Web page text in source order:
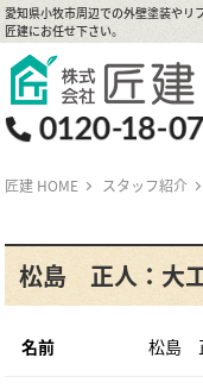
愛知県小牧市周辺での外壁塗装やリ
匠建にお任せ下さい。
匠建 HOME スタッフ紹介
松島 正人：大
名前 松島